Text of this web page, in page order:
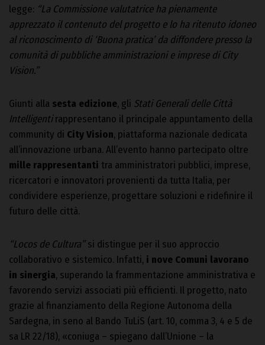
legge: “La Commissione valutatrice ha pienamente
apprezzato il contenuto del progetto e lo ha ritenuto idoneo
al riconoscimento di ‘Buona pratica’ da diffondere presso la
comunità di pubbliche amministrazioni e imprese di City
Vision.”
Giunti alla sesta edizione, gli Stati Generali delle Città
Intelligentirappresentano il principale appuntamento della
community di City Vision, piattaforma nazionale dedicata
all’innovazione urbana. All’evento hanno partecipato oltre
mille rappresentanti tra amministratori pubblici, imprese,
ricercatori e innovatori provenienti da tutta Italia, per
condividere esperienze, progettare soluzioni e ridefinire il
futuro delle città.
“Locos de Cultura”si distingue per il suo approccio
collaborativo e sistemico. Infatti, i nove Comuni lavorano
in sinergia, superando la frammentazione amministrativa e
favorendo servizi associati più efficienti. Il progetto, nato
grazie al finanziamento della Regione Autonoma della
Sardegna, in seno al Bando TuLiS (art. 10, comma 3, 4 e 5 de
sa LR 22/18), «coniuga – spiegano dall’Unione – la